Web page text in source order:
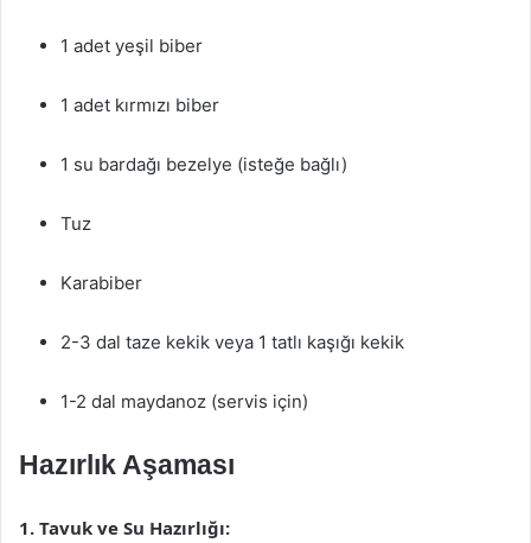
1 adet yeşil biber
1 adet kırmızı biber
1 su bardağı bezelye (isteğe bağlı)
Tuz
Karabiber
2-3 dal taze kekik veya 1 tatlı kaşığı kekik
1-2 dal maydanoz (servis için)
Hazırlık Aşaması
1. Tavuk ve Su Hazırlığı: